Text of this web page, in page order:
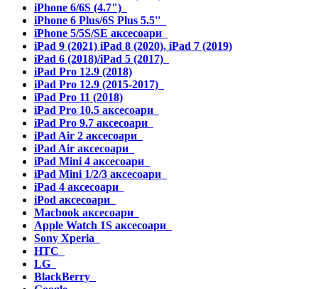
iPhone 6/6S (4.7")
iPhone 6 Plus/6S Plus 5.5''
iPhone 5/5S/SE аксесоари
iPad 9 (2021) iPad 8 (2020), iPad 7 (2019)
iPad 6 (2018)/iPad 5 (2017)
iPad Pro 12.9 (2018)
iPad Pro 12.9 (2015-2017)
iPad Pro 11 (2018)
iPad Pro 10.5 аксесоари
iPad Pro 9.7 аксесоари
iPad Air 2 аксесоари
iPad Air аксесоари
iPad Mini 4 аксесоари
iPad Mini 1/2/3 аксесоари
iPad 4 аксесоари
iPod аксесоари
Macbook аксесоари
Apple Watch 1S аксесоари
Sony Xperia
HTC
LG
BlackBerry